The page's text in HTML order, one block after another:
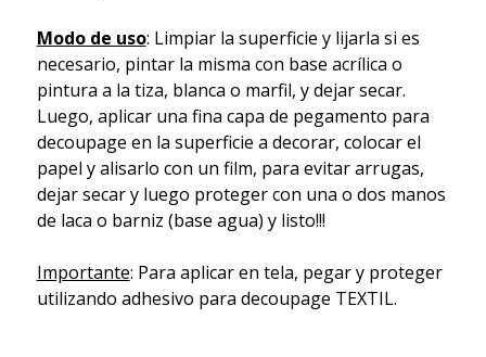
Modo de uso: Limpiar la superficie y lijarla si es
necesario, pintar la misma con base acrílica o
pintura a la tiza, blanca o marfil, y dejar secar.
Luego, aplicar una fina capa de pegamento para
decoupage en la superficie a decorar, colocar el
papel y alisarlo con un film, para evitar arrugas,
dejar secar y luego proteger con una o dos manos
de laca o barniz (base agua) y listo!!!
Importante: Para aplicar en tela, pegar y proteger
utilizando adhesivo para decoupage TEXTIL.